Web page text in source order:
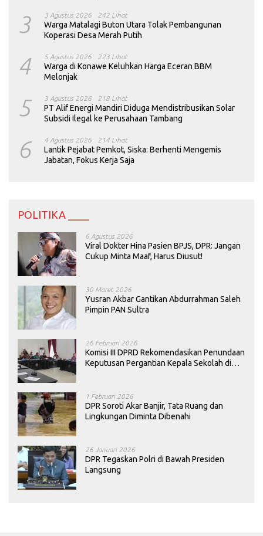
3 3 Agustus 2026 242 Lihat
Warga Matalagi Buton Utara Tolak Pembangunan
Koperasi Desa Merah Putih
4 5 Agustus 2026 223 Lihat
Warga di Konawe Keluhkan Harga Eceran BBM
Melonjak
5 3 Agustus 2026 218 Lihat
PT Alif Energi Mandiri Diduga Mendistribusikan Solar
Subsidi Ilegal ke Perusahaan Tambang
6 4 Agustus 2026 214 Lihat
Lantik Pejabat Pemkot, Siska: Berhenti Mengemis
Jabatan, Fokus Kerja Saja
POLITIKA ____
6 Agustus 2026
Viral Dokter Hina Pasien BPJS, DPR: Jangan
Cukup Minta Maaf, Harus Diusut!
30 Maret 2026
Yusran Akbar Gantikan Abdurrahman Saleh
Pimpin PAN Sultra
26 Februari 2026
Komisi III DPRD Rekomendasikan Penundaan
Keputusan Pergantian Kepala Sekolah di
1 Februari 2026
DPR Soroti Akar Banjir, Tata Ruang dan
Lingkungan Diminta Dibenahi
26 Januari 2026
DPR Tegaskan Polri di Bawah Presiden
Langsung